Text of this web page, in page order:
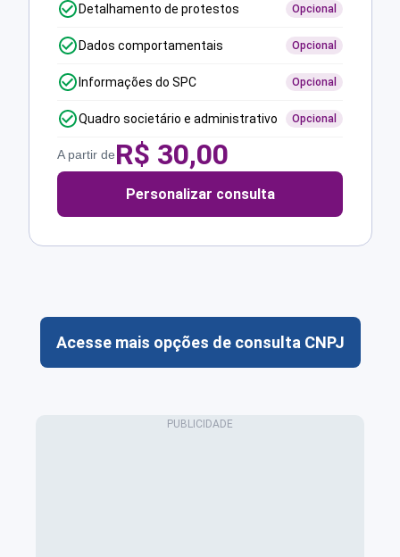
Detalhamento de protestos Opcional
Dados comportamentais Opcional
Informações do SPC Opcional
Quadro societário e administrativo Opcional
A partir deR$ 30,00
Personalizar consulta
Acesse mais opções de consulta CNPJ